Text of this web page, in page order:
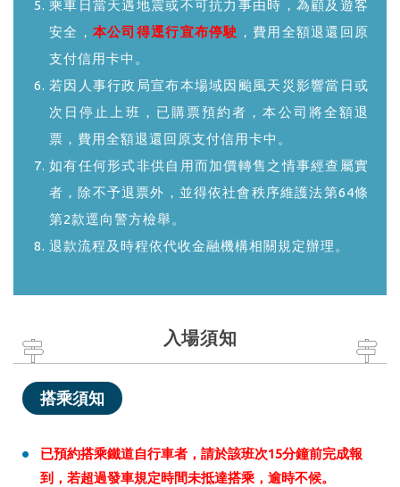
乘車日當天遇地震或不可抗力事由時，為顧及遊客
安全， 本公司得逕行宣布停駛 ，費用全額退還回原
支付信用卡中。
若因人事行政局宣布本場域因颱風天災影響當日或
次日停止上班，已購票預約者，本公司將全額退
票，費用全額退還回原支付信用卡中。
如有任何形式非供自用而加價轉售之情事經查屬實
者，除不予退票外，並得依社會秩序維護法第64條
第2款逕向警方檢舉。
退款流程及時程依代收金融機構相關規定辦理。
入場須知
搭乘須知
已預約搭乘鐵道自行車者，請於該班次15分鐘前完成報
到，若超過發車規定時間未抵達搭乘，逾時不候。